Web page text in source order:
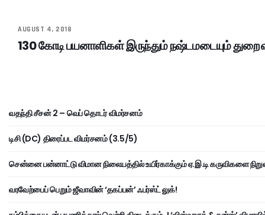
AUGUST 4, 2018
130 கோடி பயனாளிகள் இருந்தும் நஷ்டமடையும்
வதந்தி சீசன் 2 – வெப் தொடர் விமர்சனம்
டிசி (DC) திரைப்பட விமர்சனம் (3.5/5)
சென்னை பன்னாட்டு விமான நிலையத்தில் உயிர்காக்கும் ஏ.இ.டி கருவிகளை
வரவேற்பைப் பெறும் ஜீவாவின் ‘தகப்பன்’ ஃபர்ஸ்ட் லுக்!